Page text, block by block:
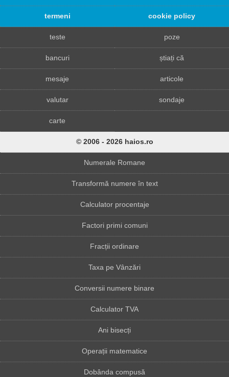
termeni cookie policy
teste poze
bancuri știați că
mesaje articole
valutar sondaje
carte
© 2006 - 2026 haios.ro
Numerale Romane
Transformă numere în text
Calculator procentaje
Factori primi comuni
Fracții ordinare
Taxa pe Vânzări
Conversii numere binare
Calculator TVA
Ani bisecți
Operații matematice
Dobânda compusă